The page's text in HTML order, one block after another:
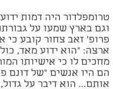
טרומפלדור היה דמות
וגם בארץ שמעו על
פרופ' זאב צחור קובע כי
ארצה: "הוא ידוע מאד,
מחכים לו כי אישיותו
הם היו אנשים "של דונם
אותם... הוא דיבר על